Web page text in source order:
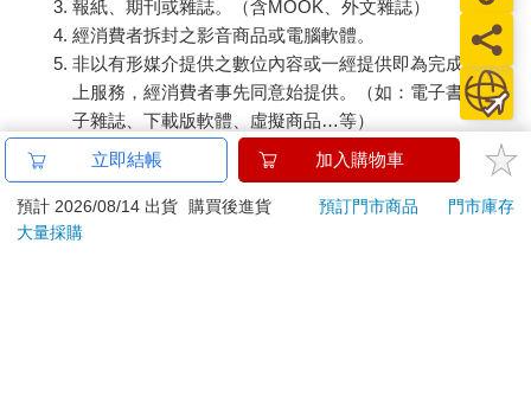
報紙、期刊或雜誌。（含MOOK、外文雜誌）
經消費者拆封之影音商品或電腦軟體。
非以有形媒介提供之數位內容或一經提供即為完成之線
上服務，經消費者事先同意始提供。（如：電子書、電
子雜誌、下載版軟體、虛擬商品…等）
已拆封之個人衛生用品。（如：內衣褲、刮鬍刀、除毛
刀…等）
若非上列種類商品，均享有到貨7天的猶豫期（含例假
日）。
立即結帳 加入購物車
預計 2026/08/14 出貨 購買後進貨 預訂門市商品
門市庫存
大量採購